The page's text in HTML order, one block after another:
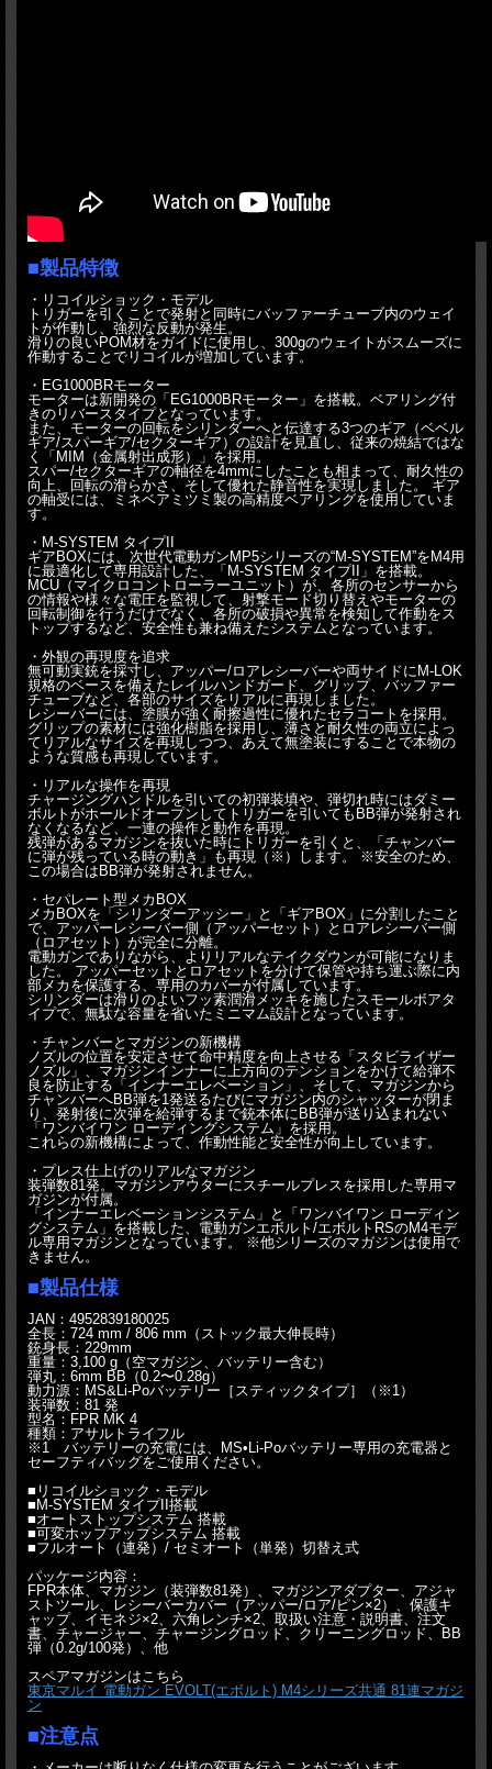
■製品特徴
・リコイルショック・モデル
トリガーを引くことで発射と同時にバッファーチューブ内のウェイ
トが作動し、強烈な反動が発生。
滑りの良いPOM材をガイドに使用し、300gのウェイトがスムーズに
作動することでリコイルが増加しています。
・EG1000BRモーター
モーターは新開発の「EG1000BRモーター」を搭載。ベアリング付
きのリバースタイプとなっています。
また、モーターの回転をシリンダーへと伝達する3つのギア（ベベル
ギア/スパーギア/セクターギア）の設計を見直し、従来の焼結ではな
く「MIM（金属射出成形）」を採用。
スパー/セクターギアの軸径を4mmにしたことも相まって、耐久性の
向上、回転の滑らかさ、そして優れた静音性を実現しました。 ギア
の軸受には、ミネベアミツミ製の高精度ベアリングを使用していま
す。
・M-SYSTEM タイプII
ギアBOXには、次世代電動ガンMP5シリーズの“M-SYSTEM”をM4用
に最適化して専用設計した、「M-SYSTEM タイプII」を搭載。
MCU（マイクロコントローラーユニット）が、各所のセンサーから
の情報や様々な電圧を監視して、射撃モード切り替えやモーターの
回転制御を行うだけでなく、各所の破損や異常を検知して作動をス
トップするなど、安全性も兼ね備えたシステムとなっています。
・外観の再現度を追求
無可動実銃を採寸し、アッパー/ロアレシーバーや両サイドにM-LOK
規格のベースを備えたレイルハンドガード、グリップ、バッファー
チューブなど、各部のサイズをリアルに再現しました。
レシーバーには、塗膜が強く耐擦過性に優れたセラコートを採用。
グリップの素材には強化樹脂を採用し、薄さと耐久性の両立によっ
てリアルなサイズを再現しつつ、あえて無塗装にすることで本物の
ような質感も再現しています。
・リアルな操作を再現
チャージングハンドルを引いての初弾装填や、弾切れ時にはダミー
ボルトがホールドオープンしてトリガーを引いてもBB弾が発射され
なくなるなど、一連の操作と動作を再現。
残弾があるマガジンを抜いた時にトリガーを引くと、「チャンバー
に弾が残っている時の動き」も再現（※）します。 ※安全のため、
この場合はBB弾が発射されません。
・セパレート型メカBOX
メカBOXを「シリンダーアッシー」と「ギアBOX」に分割したこと
で、アッパーレシーバー側（アッパーセット）とロアレシーバー側
（ロアセット）が完全に分離。
電動ガンでありながら、よりリアルなテイクダウンが可能になりま
した。 アッパーセットとロアセットを分けて保管や持ち運ぶ際に内
部メカを保護する、専用のカバーが付属しています。
シリンダーは滑りのよいフッ素潤滑メッキを施したスモールボアタ
イプで、無駄な容量を省いたミニマム設計となっています。
・チャンバーとマガジンの新機構
ノズルの位置を安定させて命中精度を向上させる「スタビライザー
ノズル」、マガジンインナーに上方向のテンションをかけて給弾不
良を防止する「インナーエレベーション」、そして、マガジンから
チャンバーへBB弾を1発送るたびにマガジン内のシャッターが閉ま
り、発射後に次弾を給弾するまで銃本体にBB弾が送り込まれない
「ワンバイワン ローディングシステム」を採用。
これらの新機構によって、作動性能と安全性が向上しています。
・プレス仕上げのリアルなマガジン
装弾数81発。マガジンアウターにスチールプレスを採用した専用マ
ガジンが付属。
「インナーエレベーションシステム」と「ワンバイワン ローディン
グシステム」を搭載した、電動ガンエボルト/エボルトRSのM4モデ
ル専用マガジンとなっています。 ※他シリーズのマガジンは使用で
きません。
■製品仕様
JAN：4952839180025
全長：724 mm / 806 mm（ストック最大伸長時）
銃身長：229mm
重量：3,100 g（空マガジン、バッテリー含む）
弾丸：6mm BB（0.2〜0.28g）
動力源：MS&Li-Poバッテリー［スティックタイプ］（※1）
装弾数：81 発
型名：FPR MK 4
種類：アサルトライフル
※1 バッテリーの充電には、MS•Li-Poバッテリー専用の充電器と
セーフティバッグをご使用ください。
■リコイルショック・モデル
■M-SYSTEM タイプII搭載
■オートストップシステム 搭載
■可変ホップアップシステム 搭載
■フルオート（連発）/ セミオート（単発）切替え式
パッケージ内容：
FPR本体、マガジン（装弾数81発）、マガジンアダプター、アジャ
ストツール、レシーバーカバー（アッパー/ロア/ピン×2）、保護キ
ャップ、イモネジ×2、六角レンチ×2、取扱い注意・説明書、注文
書、チャージャー、チャージングロッド、クリーニングロッド、BB
弾（0.2g/100発）、他
スペアマガジンはこちら
東京マルイ 電動ガン EVOLT(エボルト) M4シリーズ共通 81連マガジ
ン
■注意点